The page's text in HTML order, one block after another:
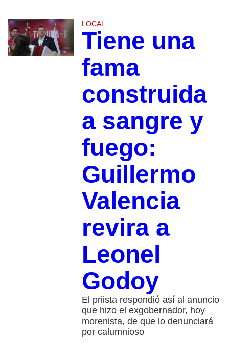
LOCAL
Tiene una
fama
construida
a sangre y
fuego:
Guillermo
Valencia
revira a
Leonel
Godoy
El priista respondió así al anuncio
que hizo el exgobernador, hoy
morenista, de que lo denunciará
por calumnioso